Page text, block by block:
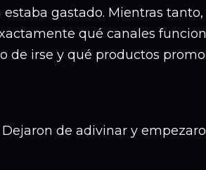
estaba gastado. Mientras
qué canales
de irse y qué productos
Dejaron de adivinar y